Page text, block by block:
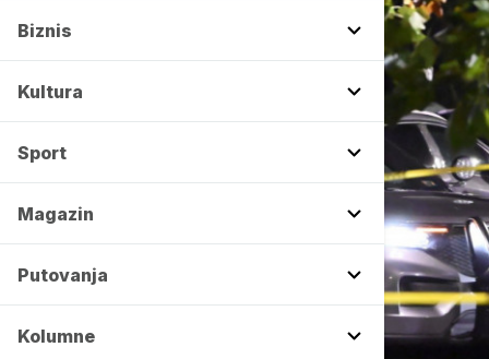
Biznis
Kultura
Sport
Magazin
Putovanja
Kolumne